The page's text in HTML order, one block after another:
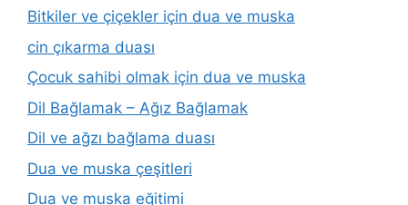
Bitkiler ve çiçekler için dua ve muska
cin çıkarma duası
Çocuk sahibi olmak için dua ve muska
Dil Bağlamak – Ağız Bağlamak
Dil ve ağzı bağlama duası
Dua ve muska çeşitleri
Dua ve muska eğitimi